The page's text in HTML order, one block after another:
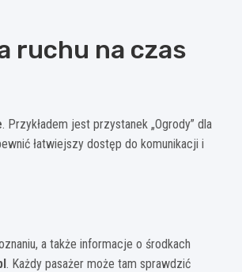
ruchu na czas
. Przykładem jest przystanek „Ogrody” dla
łatwiejszy dostęp do komunikacji i
a także informacje o środkach
. Każdy pasażer może tam sprawdzić